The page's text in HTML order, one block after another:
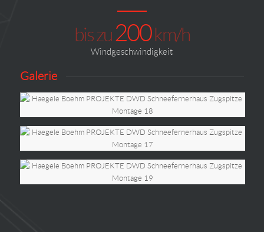
bis zu200km/h
Windgeschwindigkeit
Galerie